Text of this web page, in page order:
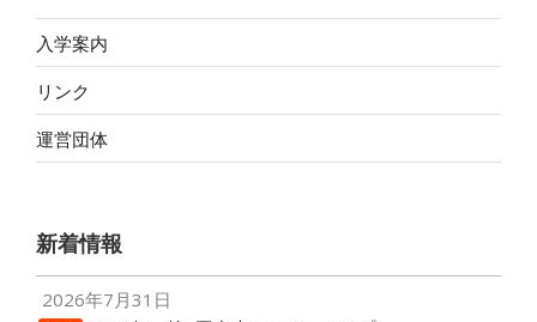
入学案内
リンク
運営団体
新着情報
2026年7月31日